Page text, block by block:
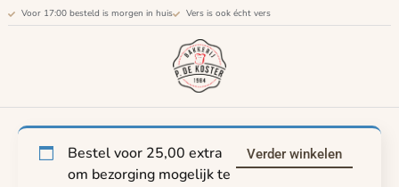
Voor 17:00 besteld is morgen in huis Vers is ook écht vers
Verder winkelen
Bestel voor 25,00 extra
om bezorging mogelijk te